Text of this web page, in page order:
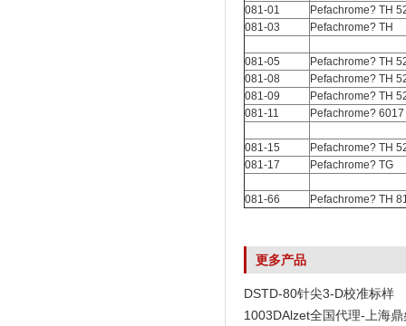
081-01
Pefachrome? TH
081-03
Pefachrome? TH
081-05
Pefachrome? TH
081-08
Pefachrome? TH
081-09
Pefachrome? TH
081-11
Pefachrome? 6017
081-15
Pefachrome? TH
081-17
Pefachrome? TG
081-66 Pefachrome? TH
更多产品
DSTD-80针尖3-D校准标样
1003DAlzet全国代理-上海鼎